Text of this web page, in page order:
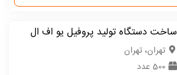
ساخت دستگاه تولید پروفیل یو اف ال
تهران، تهران
500 عدد